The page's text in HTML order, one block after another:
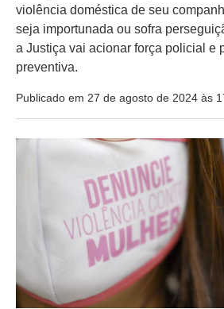
violência doméstica de seu
seja importunada ou sofra
a Justiça vai acionar força policial e
preventiva.
Publicado em 27 de agosto de 2024 às